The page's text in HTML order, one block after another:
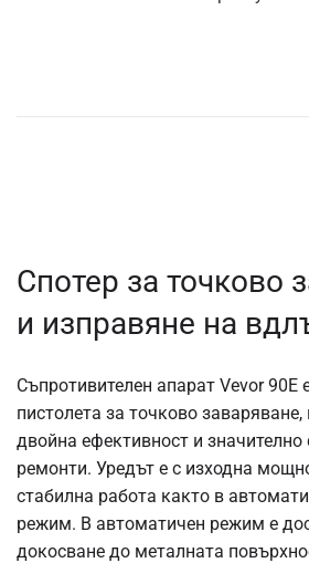
Спотер за точково
и изправяне на
Съпротивителен апарат Vevor 90E
пистолета за точково заваряване,
двойна ефективност и значително
ремонти. Уредът е с изходна
стабилна работа както в
режим. В автоматичен режим е
докосване до металната